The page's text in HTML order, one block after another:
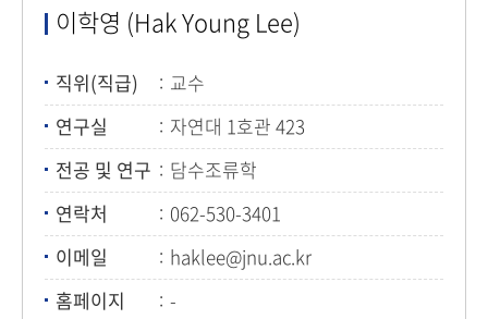
이학영 (Hak Young Lee)
직위(직급)
교수
연구실
자연대 1호관 423
전공 및 연구
담수조류학
연락처
062-530-3401
이메일
haklee@jnu.ac.kr
홈페이지
-